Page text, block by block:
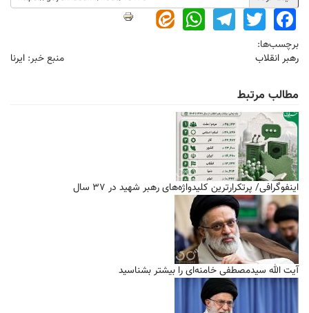
Facebook
Twitter
Telegram
WhatsApp
برچسب‌ها:
رهبر انقلاب
منبع خبر: ایرنا
مطالب مرتبط
اینفوگرافی/ پرتکرارترین کلیدواژه‌های رهبر شهید در ۳۷ سال
آیت الله سیدمصطفی خامنه‌ای را بیشتر بشناسید